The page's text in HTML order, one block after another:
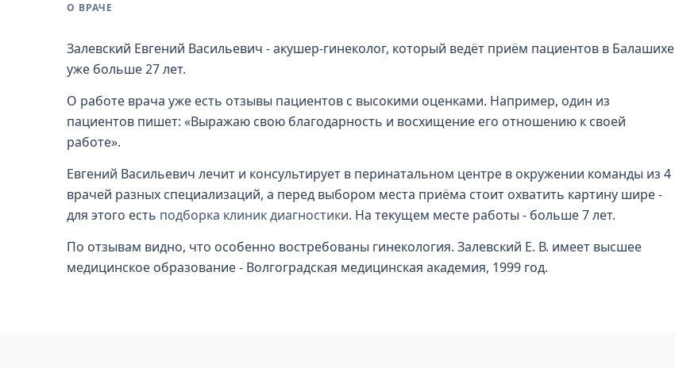
О ВРАЧЕ
Залевский Евгений Васильевич - акушер-гинеколог, который ведёт приём пациентов в Балашихе
уже больше 27 лет.
О работе врача уже есть отзывы пациентов с высокими оценками. Например, один из
пациентов пишет: «Выражаю свою благодарность и восхищение его отношению к своей
работе».
Евгений Васильевич лечит и консультирует в перинатальном центре в окружении команды из 4
врачей разных специализаций, а перед выбором места приёма стоит охватить картину шире -
для этого есть подборка клиник диагностики. На текущем месте работы - больше 7 лет.
По отзывам видно, что особенно востребованы гинекология. Залевский Е. В. имеет высшее
медицинское образование - Волгоградская медицинская академия, 1999 год.